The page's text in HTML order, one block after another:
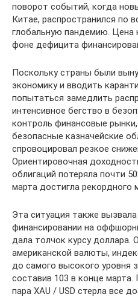
поворот событий, когда
Китае, распространился по
глобальную пандемию. Цена
фоне дефицита
Поскольку страны были
экономику и вводить
попытаться замедлить
интенсивное бегство в
контроль финансовые
безопасные казначейские
спровоцировал резкое
Ориентировочная
облигаций потеряла почти
марта достигла рекордного
Эта ситуация также
финансировании на
дала толчок курсу
американской валюты,
до самого высокого уровня
составив 103 в конце
пара XAU / USD стерла все